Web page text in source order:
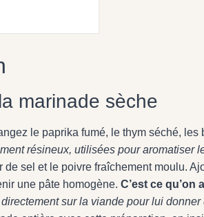
marinade sèche
le paprika fumé, le thym séché, les
résineux, utilisées pour aromatiser
de sel et le poivre fraîchement moulu.
une pâte homogène. C’est ce qu’on
directement sur la viande pour lui